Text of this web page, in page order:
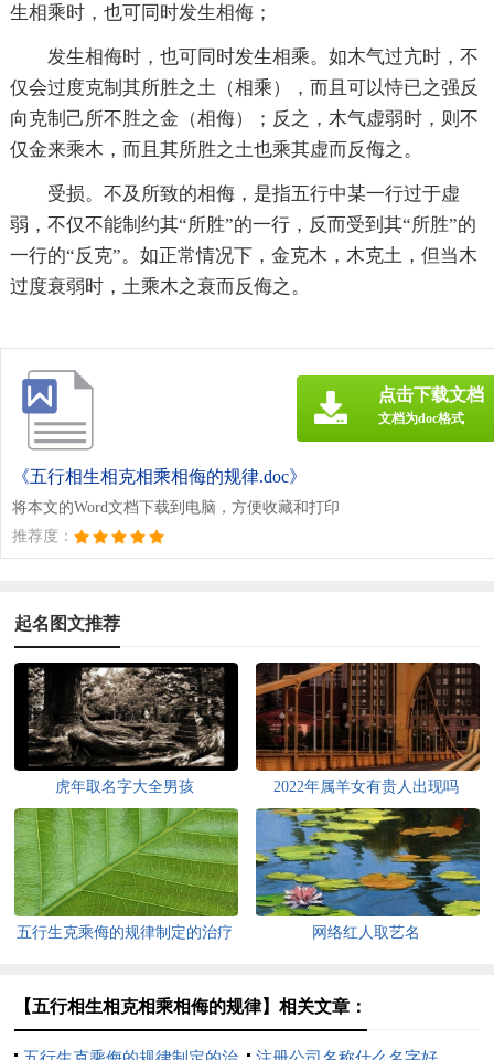
生相乘时，也可同时发生相侮；
发生相侮时，也可同时发生相乘。如木气过亢时，不
仅会过度克制其所胜之土（相乘），而且可以恃已之强反
向克制己所不胜之金（相侮）；反之，木气虚弱时，则不
仅金来乘木，而且其所胜之土也乘其虚而反侮之。
受损。不及所致的相侮，是指五行中某一行过于虚
弱，不仅不能制约其“所胜”的一行，反而受到其“所胜”的
一行的“反克”。如正常情况下，金克木，木克土，但当木
过度衰弱时，土乘木之衰而反侮之。
《五行相生相克相乘相侮的规律.doc》
将本文的Word文档下载到电脑，方便收藏和打印
推荐度：
点击下载文档
文档为doc格式
起名图文推荐
虎年取名字大全男孩 2022年属羊女有贵人出现吗
五行生克乘侮的规律制定的治疗
网络红人取艺名
【五行相生相克相乘相侮的规律】相关文章：